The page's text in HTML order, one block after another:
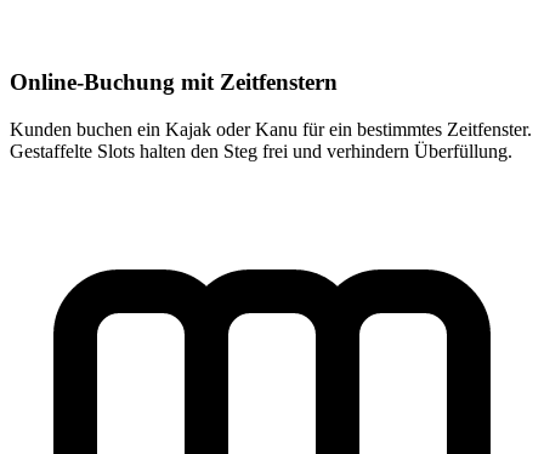
Online-Buchung mit Zeitfenstern
Kunden buchen ein Kajak oder Kanu für ein bestimmtes Zeitfenster.
Gestaffelte Slots halten den Steg frei und verhindern Überfüllung.